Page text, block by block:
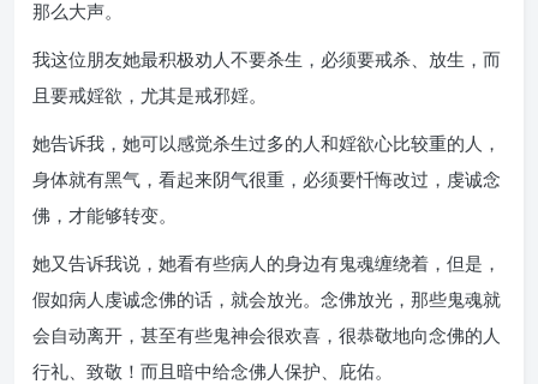
那么大声。
我这位朋友她最积极劝人不要杀生，必须要戒杀、放生，而
且要戒婬欲，尤其是戒邪婬。
她告诉我，她可以感觉杀生过多的人和婬欲心比较重的人，
身体就有黑气，看起来阴气很重，必须要忏悔改过，虔诚念
佛，才能够转变。
她又告诉我说，她看有些病人的身边有鬼魂缠绕着，但是，
假如病人虔诚念佛的话，就会放光。念佛放光，那些鬼魂就
会自动离开，甚至有些鬼神会很欢喜，很恭敬地向念佛的人
行礼、致敬！而且暗中给念佛人保护、庇佑。